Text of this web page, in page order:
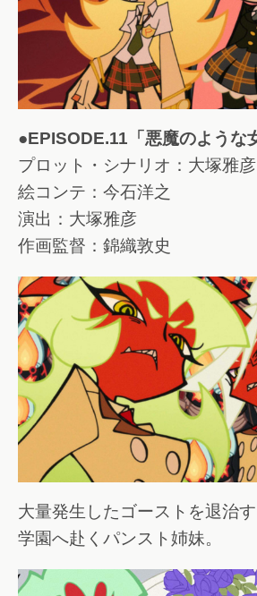
●EPISODE.11「悪魔のような
プロット・シナリオ：大塚雅彦
絵コンテ：今石洋之
演出：大塚雅彦
作画監督：錦織敦史
大量発生したゴーストを退治
学園へ赴くパンスト姉妹。